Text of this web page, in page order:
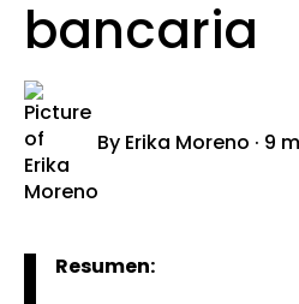
bancaria
By Erika Moreno · 9
Resumen: